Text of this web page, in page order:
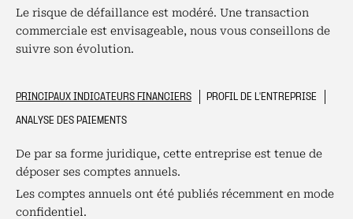
Le risque de défaillance est modéré. Une transaction
commerciale est envisageable, nous vous conseillons de
suivre son évolution.
PRINCIPAUX INDICATEURS FINANCIERS
PROFIL DE L'ENTREPRISE
ANALYSE DES PAIEMENTS
De par sa forme juridique, cette entreprise est tenue de
déposer ses comptes annuels.
Les comptes annuels ont été publiés récemment en mode
confidentiel.